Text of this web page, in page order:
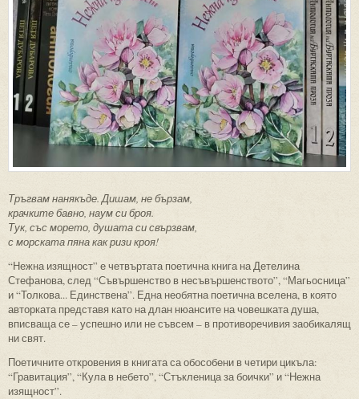
Тръгвам нанякъде. Дишам, не бързам,
крачките бавно, наум си броя.
Тук, със морето, душата си свързвам,
с морската пяна как ризи кроя!
“Нежна изящност” е четвъртата поетична книга на Детелина
Стефанова, след “Съвършенство в несъвършенството”, “Магьосница”
и “Толкова... Единствена”. Една необятна поетична вселена, в която
авторката представя като на длан нюансите на човешката душа,
вписваща се – успешно или не съвсем – в противоречивия заобикалящ
ни свят.
Поетичните откровения в книгата са обособени в четири цикъла:
“Гравитация”, “Кула в небето”, “Стъкленица за боички” и “Нежна
изящност”.